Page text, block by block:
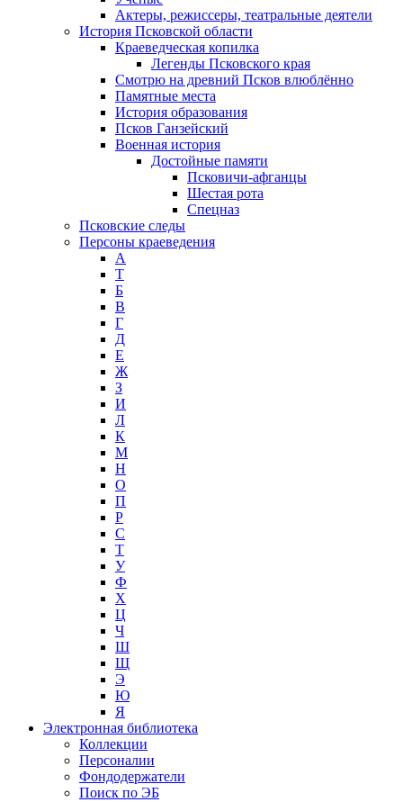
Актеры, режиссеры, театральные деятели
История Псковской области
Краеведческая копилка
Легенды Псковского края
Смотрю на древний Псков влюблённо
Памятные места
История образования
Псков Ганзейский
Военная история
Достойные памяти
Псковичи-афганцы
Шестая рота
Спецназ
Псковские следы
Персоны краеведения
А
T
Б
В
Г
Д
Е
Ж
З
И
Л
К
М
Н
О
П
Р
С
Т
У
Ф
Х
Ц
Ч
Ш
Щ
Э
Ю
Я
Электронная библиотека
Коллекции
Персоналии
Фондодержатели
Поиск по ЭБ